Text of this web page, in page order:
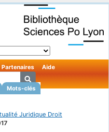
Mots-clés
Partenaires Aide
Juridique Droit